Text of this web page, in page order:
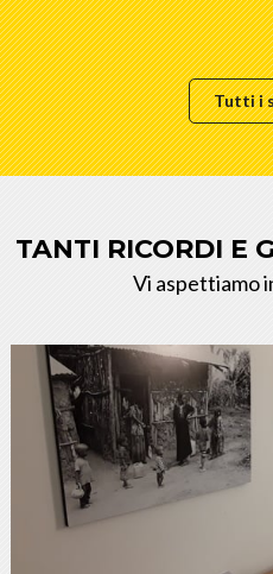
Tutti i
TANTI RICORDI E
Vi aspettiamo